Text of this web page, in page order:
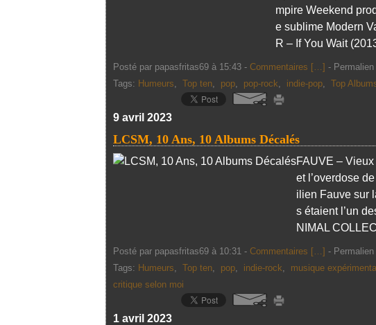
mpire Weekend
e sublime Modern
R – If You Wait
Posté par papasfritas69 à 15:43 - Commentaires […] - Permalien
Tags: Humeurs, Top ten, pop, pop-rock, indie-pop, Top
9 avril 2023
LCSM, 10 Ans, 10 Albums Décalés
FAUVE –
et l’overdose
ilien Fauve sur
s étaient l’un
NIMAL
Posté par papasfritas69 à 10:31 - Commentaires […] - Permalien
Tags: Humeurs, Top ten, pop, indie-rock, musique
critique selon moi
1 avril 2023